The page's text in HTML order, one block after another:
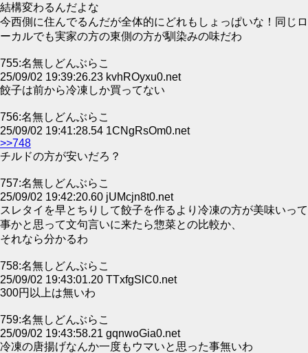
結構変わるんだよな
今西側に住んでるんだが全体的にどれもしょっぱいな！同じロ
ーカルでも実家の方の東側の方が馴染みの味だわ
755:名無しどんぶらこ
25/09/02 19:39:26.23 kvhROyxu0.net
餃子は前から冷凍しか買ってない
756:名無しどんぶらこ
25/09/02 19:41:28.54 1CNgRsOm0.net
>>748
チルドの方が安いだろ？
757:名無しどんぶらこ
25/09/02 19:42:20.60 jUMcjn8t0.net
スレタイを早とちりして餃子を作るより冷凍の方が美味いって
事かと思って文句言いに来たら惣菜との比較か、
それなら分かるわ
758:名無しどんぶらこ
25/09/02 19:43:01.20 TTxfgSlC0.net
300円以上は無いわ
759:名無しどんぶらこ
25/09/02 19:43:58.21 gqnwoGia0.net
冷凍の唐揚げなんか一度もウマいと思った事無いわ